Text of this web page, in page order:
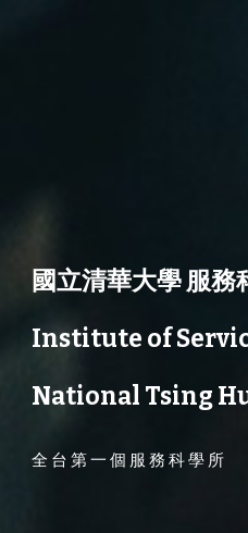
國立清華大學 服務
Institute of
National Tsing
全 台 第 一 個 服 務 科 學 所